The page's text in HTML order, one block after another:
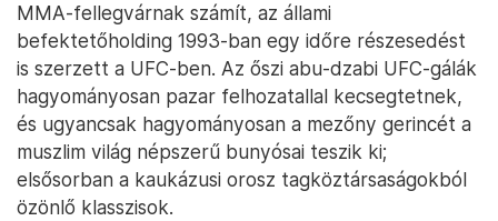
MMA-fellegvárnak számít, az állami
befektetőholding 1993-ban egy időre részesedést
is szerzett a UFC-ben. Az őszi abu-dzabi UFC-gálák
hagyományosan pazar felhozatallal kecsegtetnek,
és ugyancsak hagyományosan a mezőny gerincét a
muszlim világ népszerű bunyósai teszik ki;
elsősorban a kaukázusi orosz tagköztársaságokból
özönlő klasszisok.